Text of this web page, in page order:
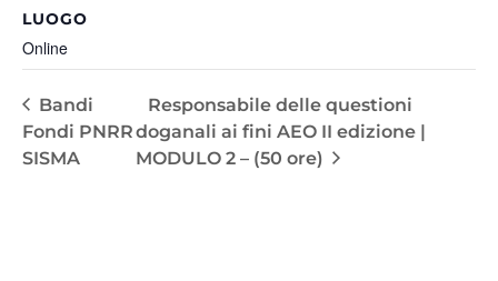
LUOGO
Online
Bandi
Fondi PNRR
SISMA
Responsabile delle questioni
doganali ai fini AEO II edizione |
MODULO 2 – (50 ore)